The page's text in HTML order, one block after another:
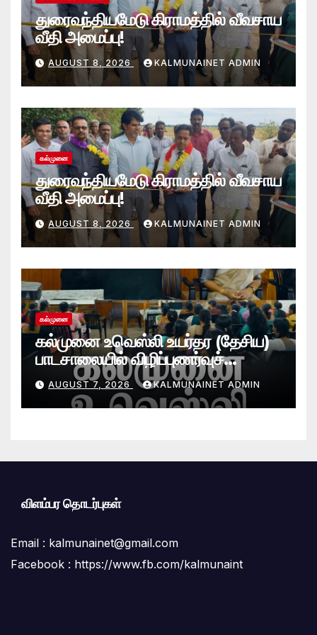
துரைவந்தியமேடு கிராமத்தில் வீவசாய
வீதி அமைப்பு!
AUGUST 8, 2026 KALMUNAINET ADMIN
கல்முனை
துரைவந்தியமேடு கிராமத்தில் வீவசாய
வீதி அமைப்பு!
AUGUST 8, 2026 KALMUNAINET ADMIN
கல்முனை
கல்முனை உவெஸ்லி உயர்தர (தேசிய)
பாடசாலையில் விழிப்புணர்வுச்
செயலமர்வு
AUGUST 7, 2026 KALMUNAINET ADMIN
விளம்பர தொடர்புகள்
Email : kalmunainet@gmail.com
Facebook : https://www.fb.com/kalmunaint